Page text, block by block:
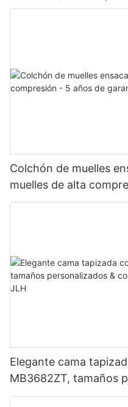
Colchón de muelles
muelles de alta
Elegante cama
MB3682ZT, tamaños
Precio de fábrica -